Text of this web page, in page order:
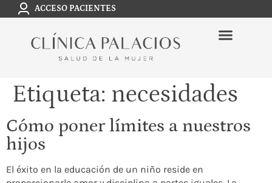
ACCESO PACIENTES
Etiqueta: necesidades
Cómo poner límites a nuestros
hijos
El éxito en la educación de un niño reside en